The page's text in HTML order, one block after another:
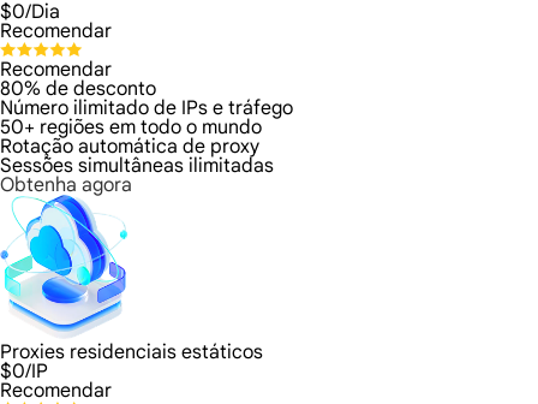
$0/Dia
Recomendar
Recomendar
80% de desconto
Número ilimitado de IPs e tráfego
50+ regiões em todo o mundo
Rotação automática de proxy
Sessões simultâneas ilimitadas
Obtenha agora
Proxies residenciais estáticos
$0/IP
Recomendar